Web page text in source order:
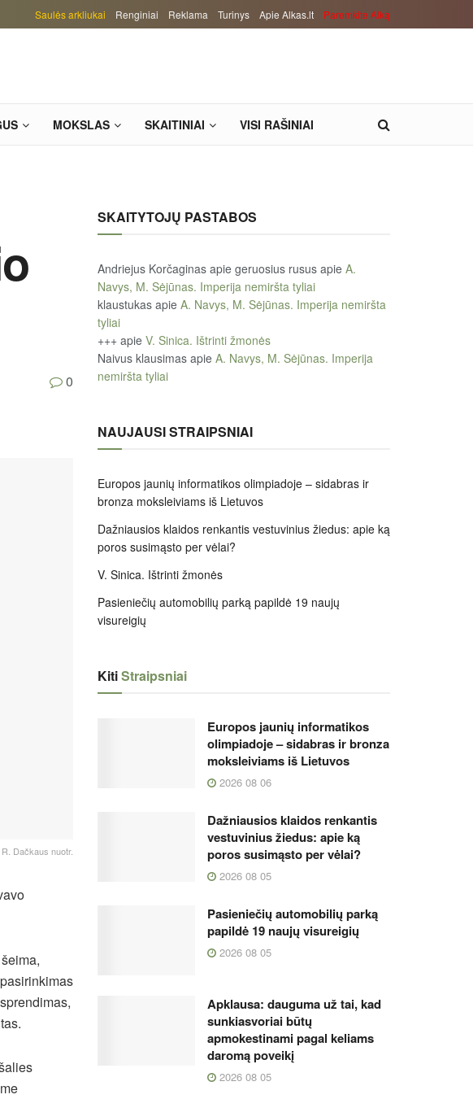
Saulės arkliukai Renginiai Reklama Turinys Apie Alkas.lt Paremkite Alką
MOKSLAS SKAITINIAI VISI RAŠINIAI
0
Dačkaus nuotr.
SKAITYTOJŲ PASTABOS
Andriejus Korčaginas apie geruosius rusus apie A.
Navys, M. Sėjūnas. Imperija nemiršta tyliai
klaustukas apie A. Navys, M. Sėjūnas. Imperija nemiršta
tyliai
+++ apie V. Sinica. Ištrinti žmonės
Naivus klausimas apie A. Navys, M. Sėjūnas. Imperija
nemiršta tyliai
NAUJAUSI STRAIPSNIAI
Europos jaunių informatikos olimpiadoje – sidabras ir
bronza moksleiviams iš Lietuvos
Dažniausios klaidos renkantis vestuvinius žiedus: apie ką
poros susimąsto per vėlai?
V. Sinica. Ištrinti žmonės
Pasieniečių automobilių parką papildė 19 naujų
visureigių
KitiStraipsniai
Europos jaunių informatikos
olimpiadoje – sidabras ir bronza
moksleiviams iš Lietuvos
2026 08 06
Dažniausios klaidos renkantis
vestuvinius žiedus: apie ką
poros susimąsto per vėlai?
2026 08 05
Pasieniečių automobilių parką
papildė 19 naujų visureigių
2026 08 05
Apklausa: dauguma už tai, kad
sunkiasvoriai būtų
apmokestinami pagal keliams
daromą poveikį
2026 08 05